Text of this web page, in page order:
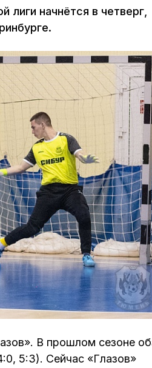
лиги начнётся в четверг,
В прошлом сезоне
5:3). Сейчас «Глазов»